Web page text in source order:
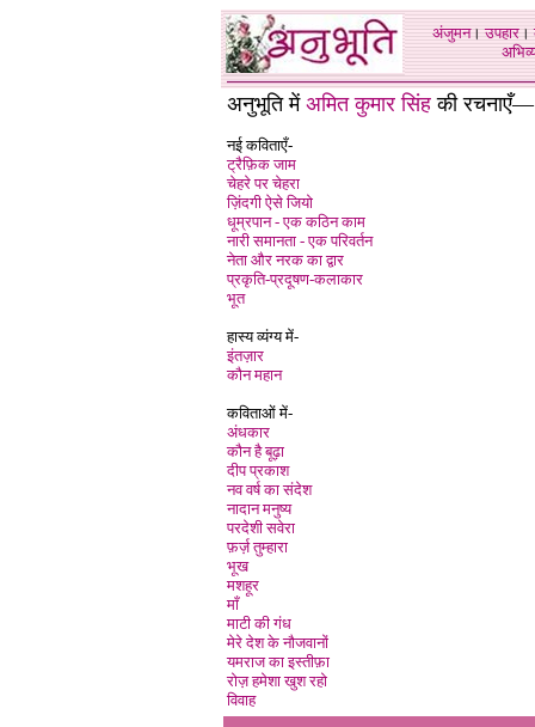
अंजुमन।उपहार।
अनुभूति में अमित कुमार सिंह की रचनाएँ—
नई कविताएँ-
ट्रैफ़िक जाम
चेहरे पर चेहरा
ज़िंदगी ऐसे जियो
धूम्रपान - एक कठिन काम
नारी समानता - एक परिवर्तन
नेता और नरक का द्वार
प्रकृति-प्रदूषण-कलाकार
भूत
हास्य व्यंग्य में-
इंतज़ार
कौन महान
कविताओं में-
अंधकार
कौन है बूढ़ा
दीप प्रकाश‌
नव वर्ष का संदेश
नादान मनुष्य
परदेशी सवेरा
फ़र्ज़ तुम्हारा
भूख
मशहूर
माँ
माटी की गंध‌
मेरे देश के नौजवानों
यमराज का इस्तीफ़ा
रोज़‌ हमेशा खुश रहो
विवाह